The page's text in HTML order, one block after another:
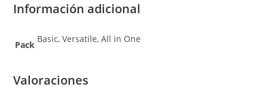
Información adicional
Pack
Basic, Versatile, All in One
Valoraciones